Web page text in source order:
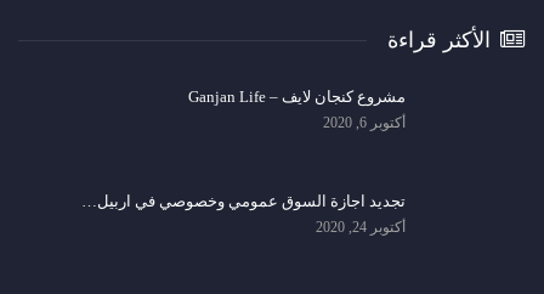
الأكثر قراءة
مشروع كنجان لايف – Ganjan Life
أكتوبر 6, 2020
تجديد اجازة السوق عمومي وخصوصي في اربيل…
أكتوبر 24, 2020